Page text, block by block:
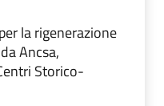
la rigenerazione
Ancsa,
Storico-